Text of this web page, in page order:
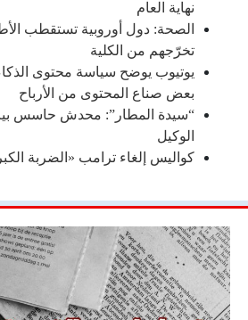
نهاية العام
الصحة: دول أوروبية تستقطب
تخرّجهم من الكلية
يوتيوب يوضح سياسة محتوى
بعض صناع المحتوى من الأرباح
“سيدة المطار”: محدش حاسس
الوكيل
كواليس إلغاء ترامب «الضربة